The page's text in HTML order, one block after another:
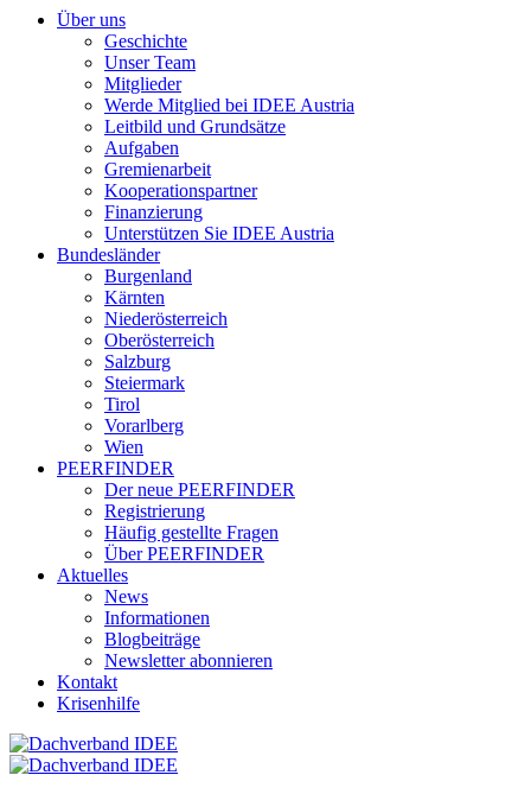
Über uns
Geschichte
Unser Team
Mitglieder
Werde Mitglied bei IDEE Austria
Leitbild und Grundsätze
Aufgaben
Gremienarbeit
Kooperationspartner
Finanzierung
Unterstützen Sie IDEE Austria
Bundesländer
Burgenland
Kärnten
Niederösterreich
Oberösterreich
Salzburg
Steiermark
Tirol
Vorarlberg
Wien
PEERFINDER
Der neue PEERFINDER
Registrierung
Häufig gestellte Fragen
Über PEERFINDER
Aktuelles
News
Informationen
Blogbeiträge
Newsletter abonnieren
Kontakt
Krisenhilfe